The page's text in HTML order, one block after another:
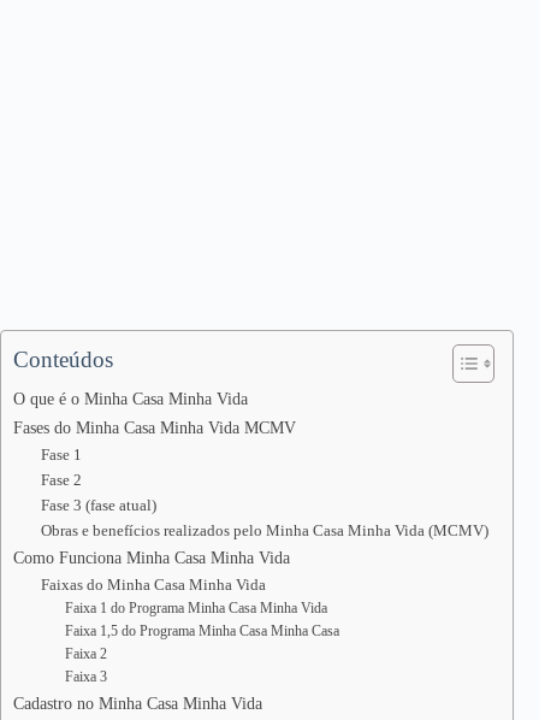
Conteúdos
O que é o Minha Casa Minha Vida
Fases do Minha Casa Minha Vida MCMV
Fase 1
Fase 2
Fase 3 (fase atual)
Obras e benefícios realizados pelo Minha Casa Minha Vida (MCMV)
Como Funciona Minha Casa Minha Vida
Faixas do Minha Casa Minha Vida
Faixa 1 do Programa Minha Casa Minha Vida
Faixa 1,5 do Programa Minha Casa Minha Casa
Faixa 2
Faixa 3
Cadastro no Minha Casa Minha Vida